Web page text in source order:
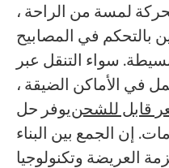
لمسة من الراحة ،
بالتحكم في المصابيح
سواء التنقل عبر
في الأماكن الضيقة ،
قابل للشحنيوفر حل
إن الجمع بين البناء
العريضة وتكنولوجيا